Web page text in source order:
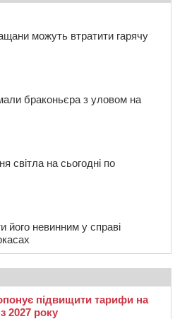
можуть втратити гарячу
браконьєра з уловом на
світла на сьогодні по
його невинним у справі
підвищити тарифи на
2027 року